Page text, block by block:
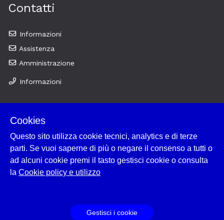
Contatti
Informazioni
Assistenza
Amministrazione
Informazioni
Crediti
Le attività sono state realizzate grazie ai contributi concessi
dalla Direzione Generale Archivi - DGA - e dalla Direzione
generale Educazione, ricerca e istituti culturali del Ministero
Cookies
Questo sito utilizza cookie tecnici, analytics e di terze
parti. Se vuoi saperne di più o negare il consenso a tutti o
ad alcuni cookie premi il tasto gestisci cookie o consulta
la Cookie policy e utilizzo
Gestisci i cookie